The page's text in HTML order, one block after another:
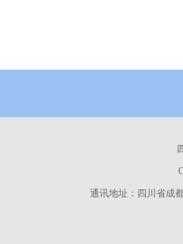
通讯地址：四川省成